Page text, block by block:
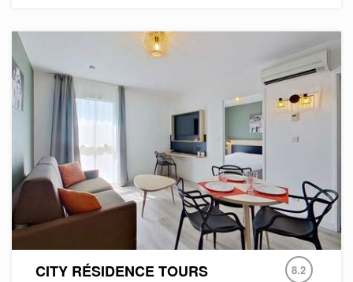
CITY RÉSIDENCE TOURS 8.2